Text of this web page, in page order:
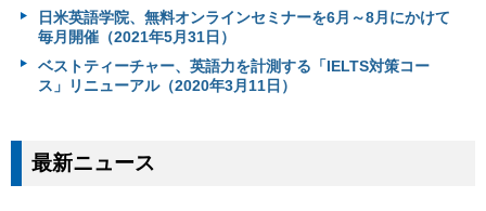
日米英語学院、無料オンラインセミナーを6月～8月にかけて
毎月開催（2021年5月31日）
ベストティーチャー、英語力を計測する「IELTS対策コー
ス」リニューアル（2020年3月11日）
最新ニュース